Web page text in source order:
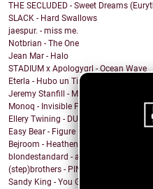
THE SECLUDED - Sweet Dreams
SLACK - Hard Swallows
jaespur. - miss me.
Notbrian - The One
Jean Mar - Halo
STADIUM x Apologygrl - Ocean Wave
Eterla - Hubo un Tiempo
Jeremy Stanfill - Moving Day
Monoq - Invisible Finish Line
Ellery Twining - DUSTY SPRINGFIELD'S
Easy Bear - Figure It Out
Bejroom - Heathens
blondestandard - arms of another
(step)brothers - PINOT NOIR
Sandy King - You Got Me Mixed Up